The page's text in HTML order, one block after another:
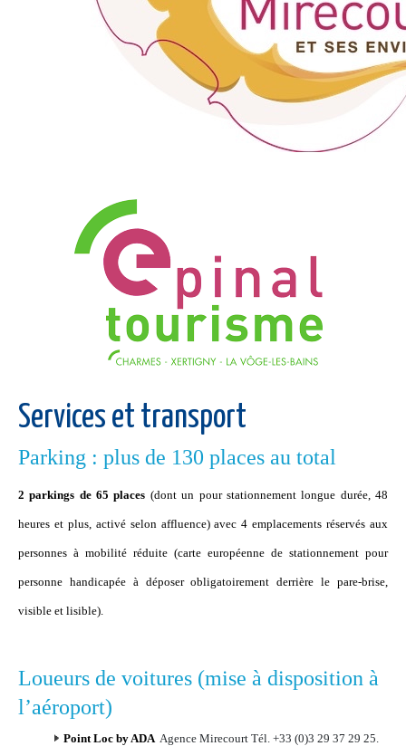
Services et transport
Parking : plus de 130 places au total
2 parkings de 65 places (dont un pour stationnement longue durée, 48
heures et plus, activé selon affluence) avec 4 emplacements réservés aux
personnes à mobilité réduite (carte européenne de stationnement pour
personne handicapée à déposer obligatoirement derrière le pare-brise,
visible et lisible).
Loueurs de voitures (mise à disposition à
l’aéroport)
Point Loc by ADAAgence Mirecourt Tél. +33 (0)3 29 37 29 25.